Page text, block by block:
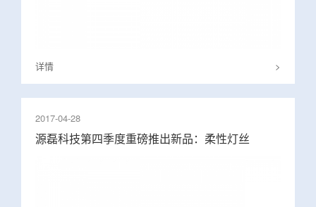
详情 >
2017-04-28
源磊科技第四季度重磅推出新品：柔性灯丝